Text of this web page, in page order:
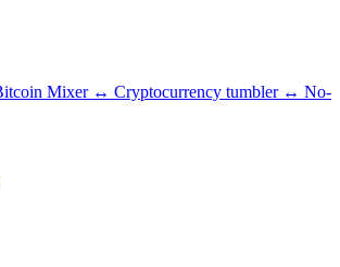
Mixer ↔ Cryptocurrency tumbler ↔ No-